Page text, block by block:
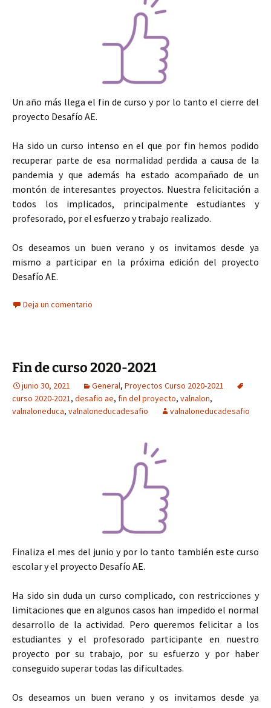
Un año más llega el fin de curso y por lo tanto el cierre del
proyecto Desafío AE.
Ha sido un curso intenso en el que por fin hemos podido
recuperar parte de esa normalidad perdida a causa de la
pandemia y que además ha estado acompañado de un
montón de interesantes proyectos. Nuestra felicitación a
todos los implicados, principalmente estudiantes y
profesorado, por el esfuerzo y trabajo realizado.
Os deseamos un buen verano y os invitamos desde ya
mismo a participar en la próxima edición del proyecto
Desafío AE.
Deja un comentario
Fin de curso 2020-2021
junio 30, 2021 General, Proyectos Curso 2020-2021
curso 2020-2021, desafio ae, fin del proyecto, valnalon,
valnaloneduca, valnaloneducadesafio valnaloneducadesafio
Finaliza el mes del junio y por lo tanto también este curso
escolar y el proyecto Desafío AE.
Ha sido sin duda un curso complicado, con restricciones y
limitaciones que en algunos casos han impedido el normal
desarrollo de la actividad. Pero queremos felicitar a los
estudiantes y el profesorado participante en nuestro
proyecto por su trabajo, por su esfuerzo y por haber
conseguido superar todas las dificultades.
Os deseamos un buen verano y os invitamos desde ya